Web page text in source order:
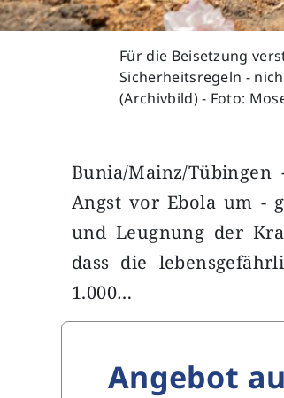
Für die Beisetzung
Sicherheitsregeln -
(Archivbild) - Foto:
Bunia/Mainz/
Angst vor Ebola um -
und Leugnung der
dass die
1.000…
Angebot